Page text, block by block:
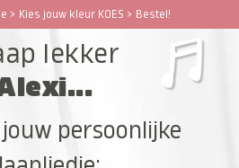
> Kies jouw kleur KOES > Bestel!
lekker
persoonlijke